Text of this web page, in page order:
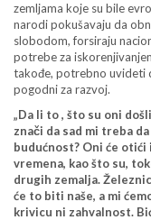
zemljama koje su bile
narodi pokušavaju da
slobodom, forsiraju
potrebe za
takođe, potrebno uvideti
pogodni za razvoj.
„Da li to , što su oni
znači da sad mi treba
budućnost? Oni će otići
vremena, kao što su,
drugih zemalja.
će to biti naše, a mi
krivicu ni zahvalnost.